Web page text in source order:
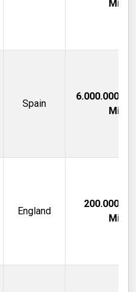
Mill €
Spain
6.000.000,00
Mill €
England
200.000,00
Mill €